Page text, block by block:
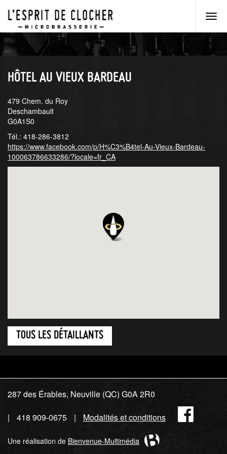
Aller
au
menu
Aller
au
contenu
HÔTEL AU VIEUX BARDEAU
479 Chem. du Roy
Deschambault
G0A1S0
Tél.: 418-286-3812
https://www.facebook.com/p/H%C3%B4tel-Au-Vieux-Bardeau-
100063786633286/?locale=fr_CA
TOUS LES DÉTAILLANTS
287 des Érables, Neuville (QC) G0A 2R0
418 909-0675
Modalités et conditions
Une réalisation de Bienvenue-Multimédia